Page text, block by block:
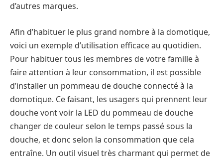
d’autres marques.
Afin d’habituer le plus grand nombre à la domotique,
voici un exemple d’utilisation efficace au quotidien.
Pour habituer tous les membres de votre famille à
faire attention à leur consommation, il est possible
d’installer un pommeau de douche connecté à la
domotique. Ce faisant, les usagers qui prennent leur
douche vont voir la LED du pommeau de douche
changer de couleur selon le temps passé sous la
douche, et donc selon la consommation que cela
entraîne. Un outil visuel très charmant qui permet de